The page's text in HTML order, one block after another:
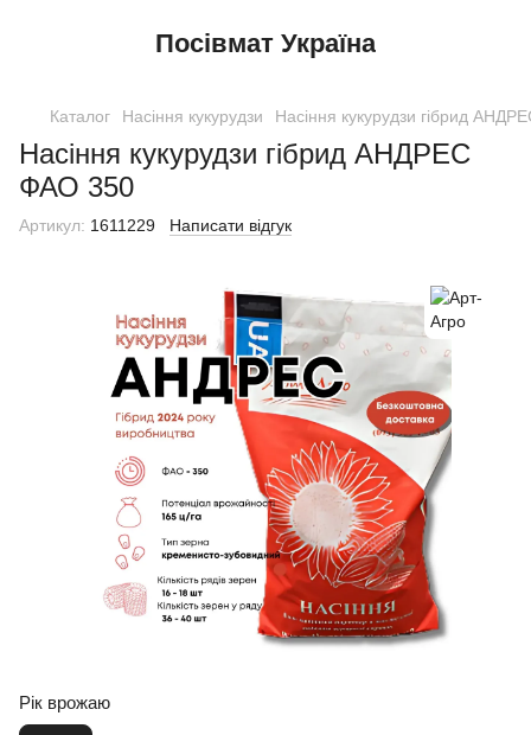
Посівмат Україна
Каталог Насіння кукурудзи Насіння кукурудзи гібрид
Насіння кукурудзи гібрид АНДРЕС
ФАО 350
Артикул: 1611229 Написати відгук
Рік врожаю